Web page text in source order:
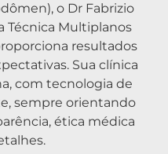
o Dr Fabrizio
Técnica Multiplanos
resultados
Sua clínica
com tecnologia de
sempre orientando
ética médica